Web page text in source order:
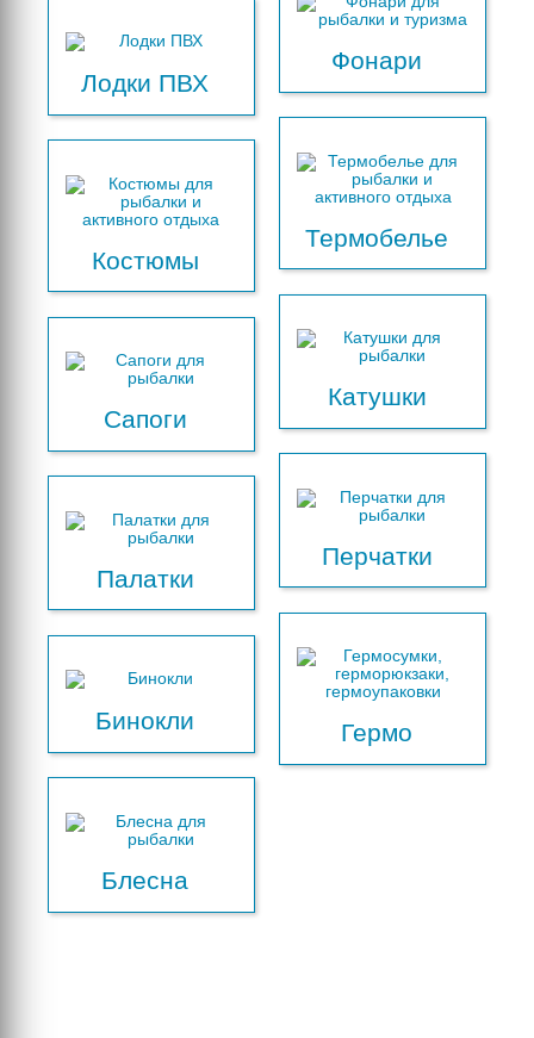
Лодки ПВХ
Костюмы
Сапоги
Палатки
Бинокли
Блесна
Фонари
Термобелье
Катушки
Перчатки
Гермо